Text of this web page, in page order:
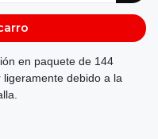
en paquete de 144
debido a la